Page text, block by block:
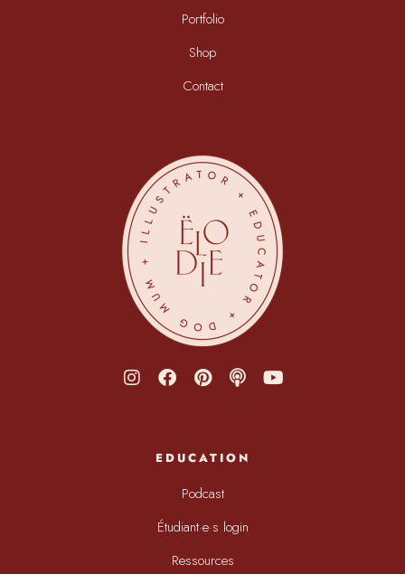
Portfolio
Shop
Contact
EDUCATION
Podcast
Étudiant·e·s login
Ressources